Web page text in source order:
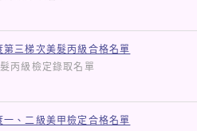
三梯次美髮丙級合格名單
丙級檢定錄取名單
、二級美甲檢定合格名單